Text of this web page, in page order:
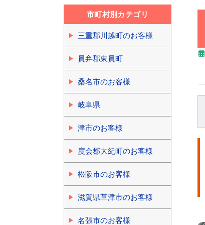
市町村別カテゴリ
三重郡川越町のお客様
員弁郡東員町
桑名市のお客様
岐阜県
津市のお客様
度会郡大紀町のお客様
松阪市のお客様
滋賀県草津市のお客様
名張市のお客様